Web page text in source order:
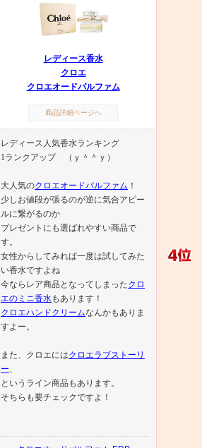
レディース香水
クロエ
クロエオードパルファム
商品詳細ページへ
レディース人気香水ランキング
1ランクアップ （ｙ＾＾ｙ）
大人気のクロエオードパルファム ！
少しお値段が張るのが逆に気合アピー
ルに繋がるのか
プレゼントにも選ばれやすい商品で
す。
女性からしてみれば一度は試してみた
い香水ですよね
今ならレア商品となってしまったクロ
エのミニ香水もあります！
クロエハンドクリームなんかもありま
すよー。
また、クロエにはクロエラブストーリ
ー、
というライン商品もあります。
そちらも要チェックですよ！